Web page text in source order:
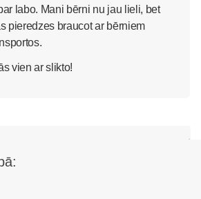
labo. Mani bērni nu jau lieli, bet
pieredzes braucot ar bērniem
vien ar slikto!